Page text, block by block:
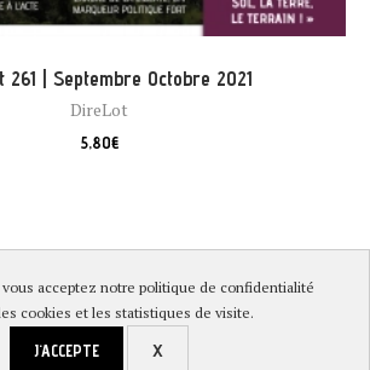
acceptez notre politique de confidentialité
cookies et les statistiques de visite.
J'ACCEPTE X
261 | Septembre Octobre 2021
DireLot
5,80€
légales & Politique de confidentialité|
de vente|Paiement sécurisé et livraison